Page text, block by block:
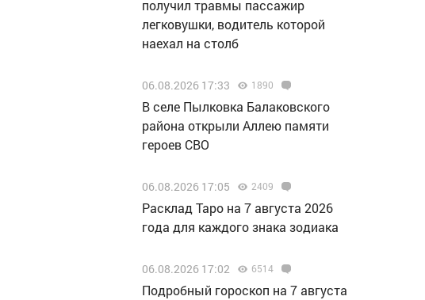
получил травмы пассажир
легковушки, водитель которой
наехал на столб
06.08.2026 17:33 1890
В селе Пылковка Балаковского
района открыли Аллею памяти
героев СВО
06.08.2026 17:05 2409
Расклад Таро на 7 августа 2026
года для каждого знака зодиака
06.08.2026 17:02 6514
Подробный гороскоп на 7 августа